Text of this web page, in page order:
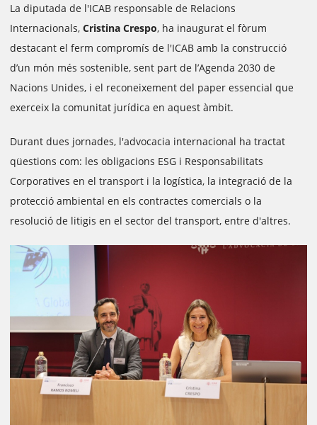
La diputada de l'ICAB responsable de Relacions
Internacionals, Cristina Crespo, ha inaugurat el fòrum
destacant el ferm compromís de l'ICAB amb la construcció
d’un món més sostenible, sent part de l’Agenda 2030 de
Nacions Unides, i el reconeixement del paper essencial que
exerceix la comunitat jurídica en aquest àmbit.
Durant dues jornades, l'advocacia internacional ha tractat
qüestions com: les obligacions ESG i Responsabilitats
Corporatives en el transport i la logística, la integració de la
protecció ambiental en els contractes comercials o la
resolució de litigis en el sector del transport, entre d'altres.